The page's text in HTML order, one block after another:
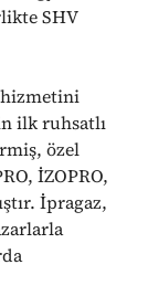
SHV
hizmetini
ilk ruhsatlı
özel
İZOPRO,
İpragaz,